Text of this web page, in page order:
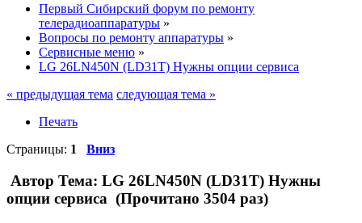
Первый Сибирский форум по ремонту
телерадиоаппаратуры »
Вопросы по ремонту аппаратуры »
Сервисные меню »
LG 26LN450N (LD31T) Нужны опции сервиса
« предыдущая тема следующая тема »
Печать
Страницы: 1 Вниз
Автор Тема: LG 26LN450N (LD31T) Нужны
опции сервиса (Прочитано 3504 раз)